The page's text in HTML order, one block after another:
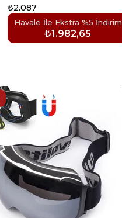
₺2.087
Havale İle Ekstra %5 İndirim
₺1.982,65